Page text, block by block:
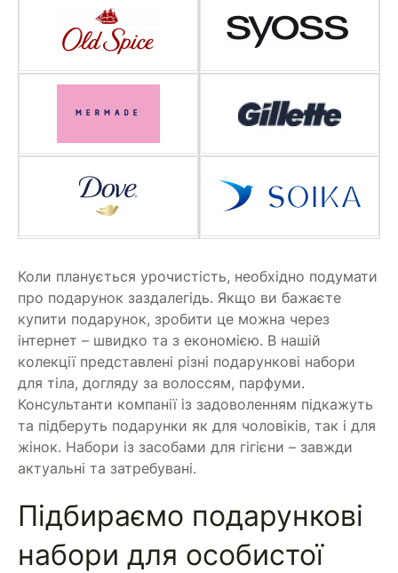
Коли планується урочистість, необхідно подумати
про подарунок заздалегідь. Якщо ви бажаєте
купити подарунок, зробити це можна через
інтернет – швидко та з економією. В нашій
колекції представлені різні подарункові набори
для тіла, догляду за волоссям, парфуми.
Консультанти компанії із задоволенням підкажуть
та підберуть подарунки як для чоловіків, так і для
жінок. Набори із засобами для гігієни – завжди
актуальні та затребувані.
Підбираємо подарункові
набори для особистої